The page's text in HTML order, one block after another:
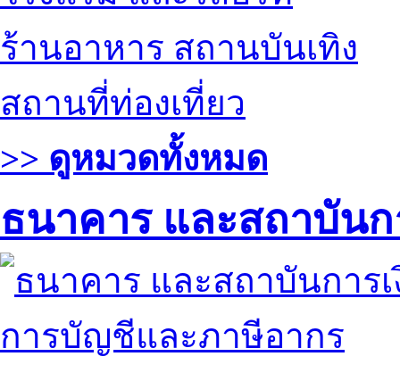
ร้านอาหาร สถานบันเทิง
สถานที่ท่องเที่ยว
>> ดูหมวดทั้งหมด
ธนาคาร และสถาบันก
การบัญชีและภาษีอากร